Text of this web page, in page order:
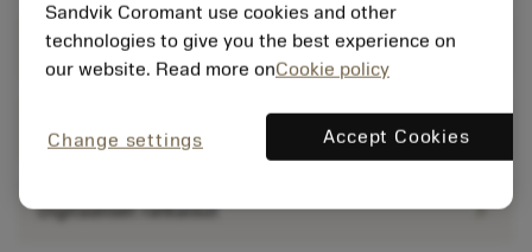
Julkaisut
Palvelut
Digitaaliset ratkaisut chevron_right
Sandvik Coromant use cookies and other
technologies to give you the best experience on
our website. Read more onCookie policy
Change settings Accept Cookies